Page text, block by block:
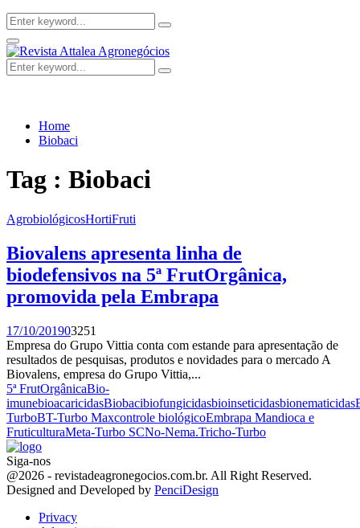
Search
for:
Search
Facebook
Twitter
Instagram
Linkedin
Youtube
Email
Primary
Menu
Search
for:
Search
Home
Biobaci
Tag : Biobaci
AgrobiológicosHortiFruti
Biovalens apresenta linha de
biodefensivos na 5ª FrutOrgânica,
promovida pela Embrapa
17/10/201903251
Empresa do Grupo Vittia conta com estande para apresentação de
resultados de pesquisas, produtos e novidades para o mercado A
Biovalens, empresa do Grupo Vittia,...
5ª FrutOrgânicaBio-
imunebioacaricidasBiobacibiofungicidasbioinseticidasbionematicidas
TurboBT-Turbo Maxcontrole biológicoEmbrapa Mandioca e
FruticulturaMeta-Turbo SCNo-Nema.Tricho-Turbo
Siga-nos
Facebook
Twitter
Instagram
Linkedin
Youtube
Email
@2026 - revistadeagronegocios.com.br. All Right Reserved.
Designed and Developed by PenciDesign
Privacy